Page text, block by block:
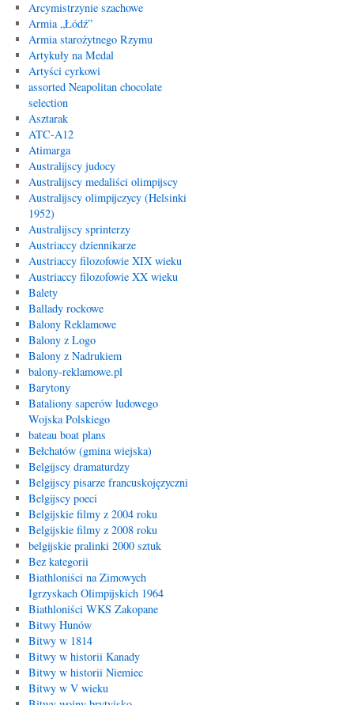
Arcymistrzynie szachowe
Armia „Łódź”
Armia starożytnego Rzymu
Artykuły na Medal
Artyści cyrkowi
assorted Neapolitan chocolate
selection
Asztarak
ATC-A12
Atimarga
Australijscy judocy
Australijscy medaliści olimpijscy
Australijscy olimpijczycy (Helsinki
1952)
Australijscy sprinterzy
Austriaccy dziennikarze
Austriaccy filozofowie XIX wieku
Austriaccy filozofowie XX wieku
Balety
Ballady rockowe
Balony Reklamowe
Balony z Logo
Balony z Nadrukiem
balony-reklamowe.pl
Barytony
Bataliony saperów ludowego
Wojska Polskiego
bateau boat plans
Bełchatów (gmina wiejska)
Belgijscy dramaturdzy
Belgijscy pisarze francuskojęzyczni
Belgijscy poeci
Belgijskie filmy z 2004 roku
Belgijskie filmy z 2008 roku
belgijskie pralinki 2000 sztuk
Bez kategorii
Biathloniści na Zimowych
Igrzyskach Olimpijskich 1964
Biathloniści WKS Zakopane
Bitwy Hunów
Bitwy w 1814
Bitwy w historii Kanady
Bitwy w historii Niemiec
Bitwy w V wieku